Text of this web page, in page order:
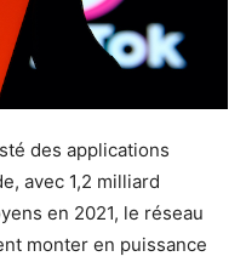
des applications
avec 1,2 milliard
en 2021, le réseau
monter en puissance